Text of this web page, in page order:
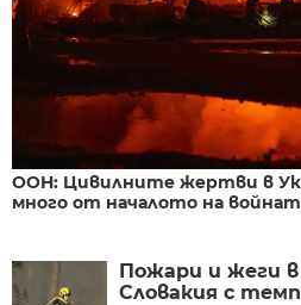
ООН: Цивилните жертви в
много от началото на
Пожари и жеги
Словакия с